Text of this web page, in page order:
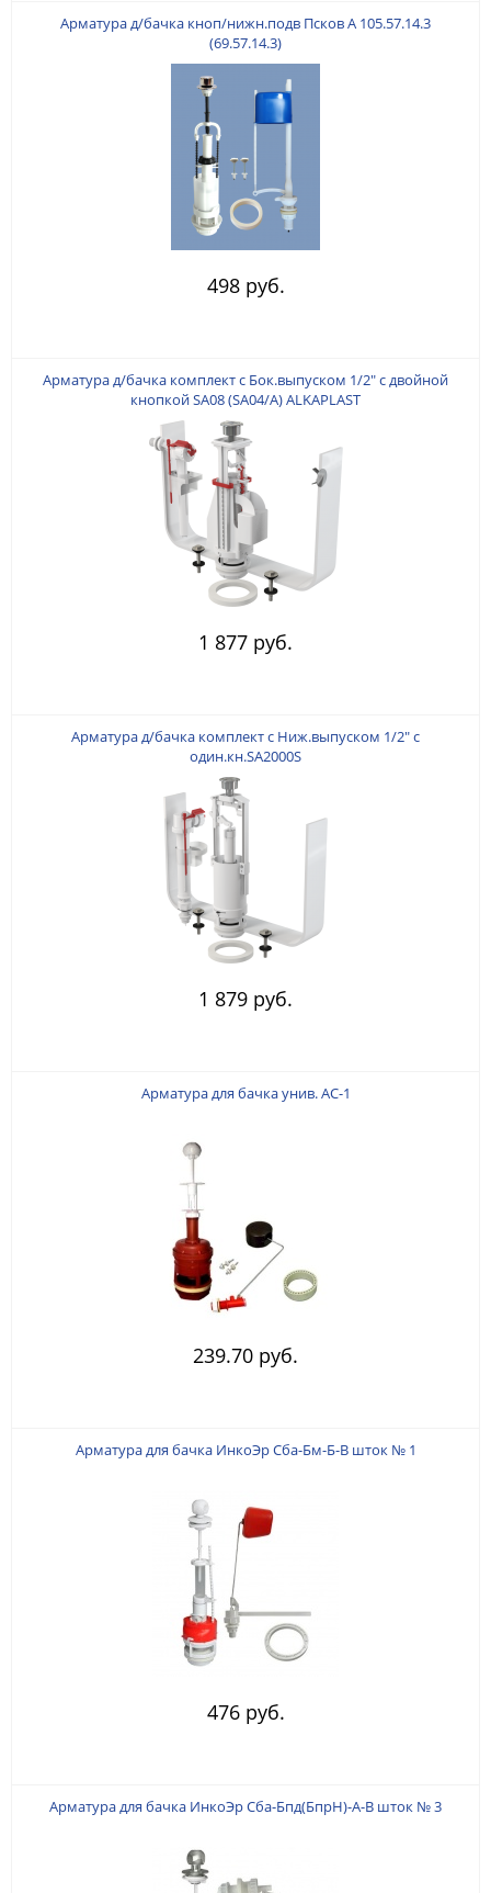
Арматура д/бачка кноп/нижн.подв Псков А 105.57.14.3
(69.57.14.3)
498 руб.
Арматура д/бачка комплект с Бок.выпуском 1/2" с двойной
кнопкой SA08 (SA04/А) ALKAPLAST
1 877 руб.
Арматура д/бачка комплект с Ниж.выпуском 1/2" с
один.кн.SA2000S
1 879 руб.
Арматура для бачка унив. АС-1
239.70 руб.
Арматура для бачка ИнкоЭр Сба-Бм-Б-В шток № 1
476 руб.
Арматура для бачка ИнкоЭр Сба-Бпд(БпрН)-А-В шток № 3